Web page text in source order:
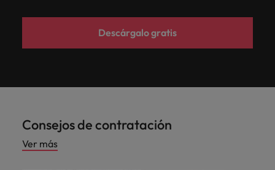
Descárgalo gratis
Consejos de contratación
Ver más